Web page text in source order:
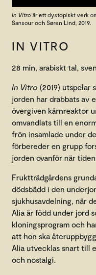
In Vitro är ett dystopiskt verk
Sansour och Søren Lind, 2019.
IN VITRO
28 min, arabiskt tal,
In Vitro (2019) utspelar
jorden har drabbats av
övergiven kärnreaktor
omvandlats till en
frön insamlade under
förbereder en grupp
jorden ovanför när tiden
Fruktträdgårdens
dödsbädd i den
sjukhusavdelning, när
Alia är född under jord
kloningsprogram och
att hon ska
Alia utvecklas snart till
och nostalgi.